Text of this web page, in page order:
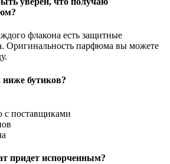
флакона есть защитные
Оригинальность парфюма вы можете
бутиков?
поставщиками
придет испорченным?